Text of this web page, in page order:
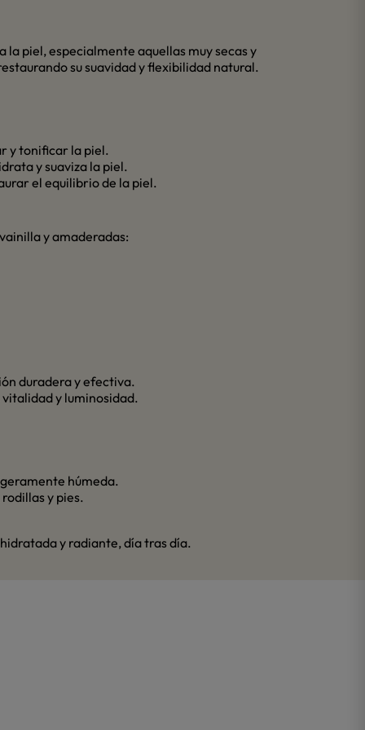
piel, especialmente aquellas muy secas y
su suavidad y flexibilidad natural.
y tonificar la piel.
y suaviza la piel.
el equilibrio de la piel.
y amaderadas:
duradera y efectiva.
y luminosidad.
húmeda.
y pies.
y radiante, día tras día.